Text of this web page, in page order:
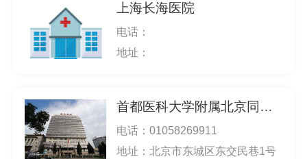
上海长海医院
电话：
地址：
首都医科大学附属北京同仁医院
电话： 01058269911
地址：北京市东城区东交民巷1号